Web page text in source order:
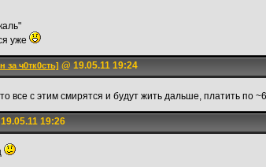
уже
за ч0тк0сть] @ 19.05.11 19:24
все с этим смирятся и будут жить дальше, платить по
19:26